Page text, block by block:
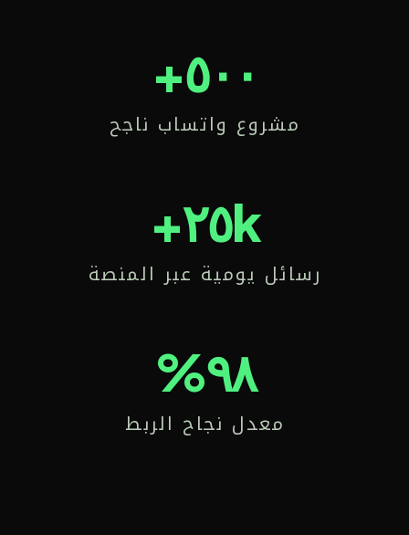
٥٠٠+
مشروع واتساب ناجح
٢٥k+
رسائل يومية عبر المنصة
٩٨%
معدل نجاح الربط